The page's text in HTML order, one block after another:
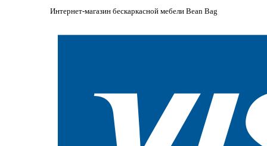
Интернет-магазин бескаркасной мебели Bean Bag